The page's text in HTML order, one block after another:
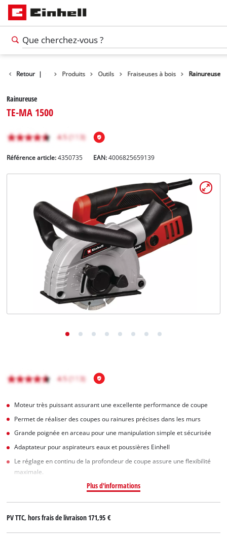
Français
English
Retour | Produits Outils Fraiseuses à bois Rainureuse
Rainureuse
TE-MA 1500
Référence article: 4350735 EAN:4006825659139
Moteur très puissant assurant une excellente performance de coupe
Permet de réaliser des coupes ou rainures précises dans les murs
Grande poignée en arceau pour une manipulation simple et sécurisée
Adaptateur pour aspirateurs eaux et poussières Einhell
Le réglage en continu de la profondeur de coupe assure une flexibilité
maximale.
Plus d'informations
PV TTC, hors frais de livraison171,95 €